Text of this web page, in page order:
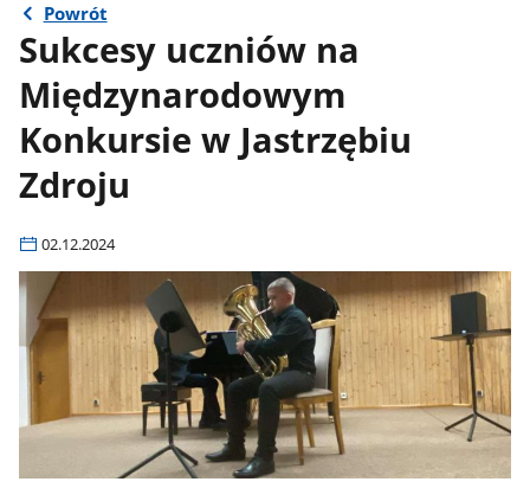
Powrót
Sukcesy uczniów na
Międzynarodowym
Konkursie w Jastrzębiu
Zdroju
02.12.2024